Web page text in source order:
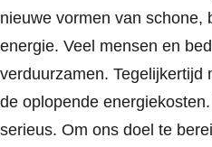
nieuwe vormen van schone,
energie. Veel mensen en
verduurzamen. Tegelijkertijd
de oplopende
serieus. Om ons doel te